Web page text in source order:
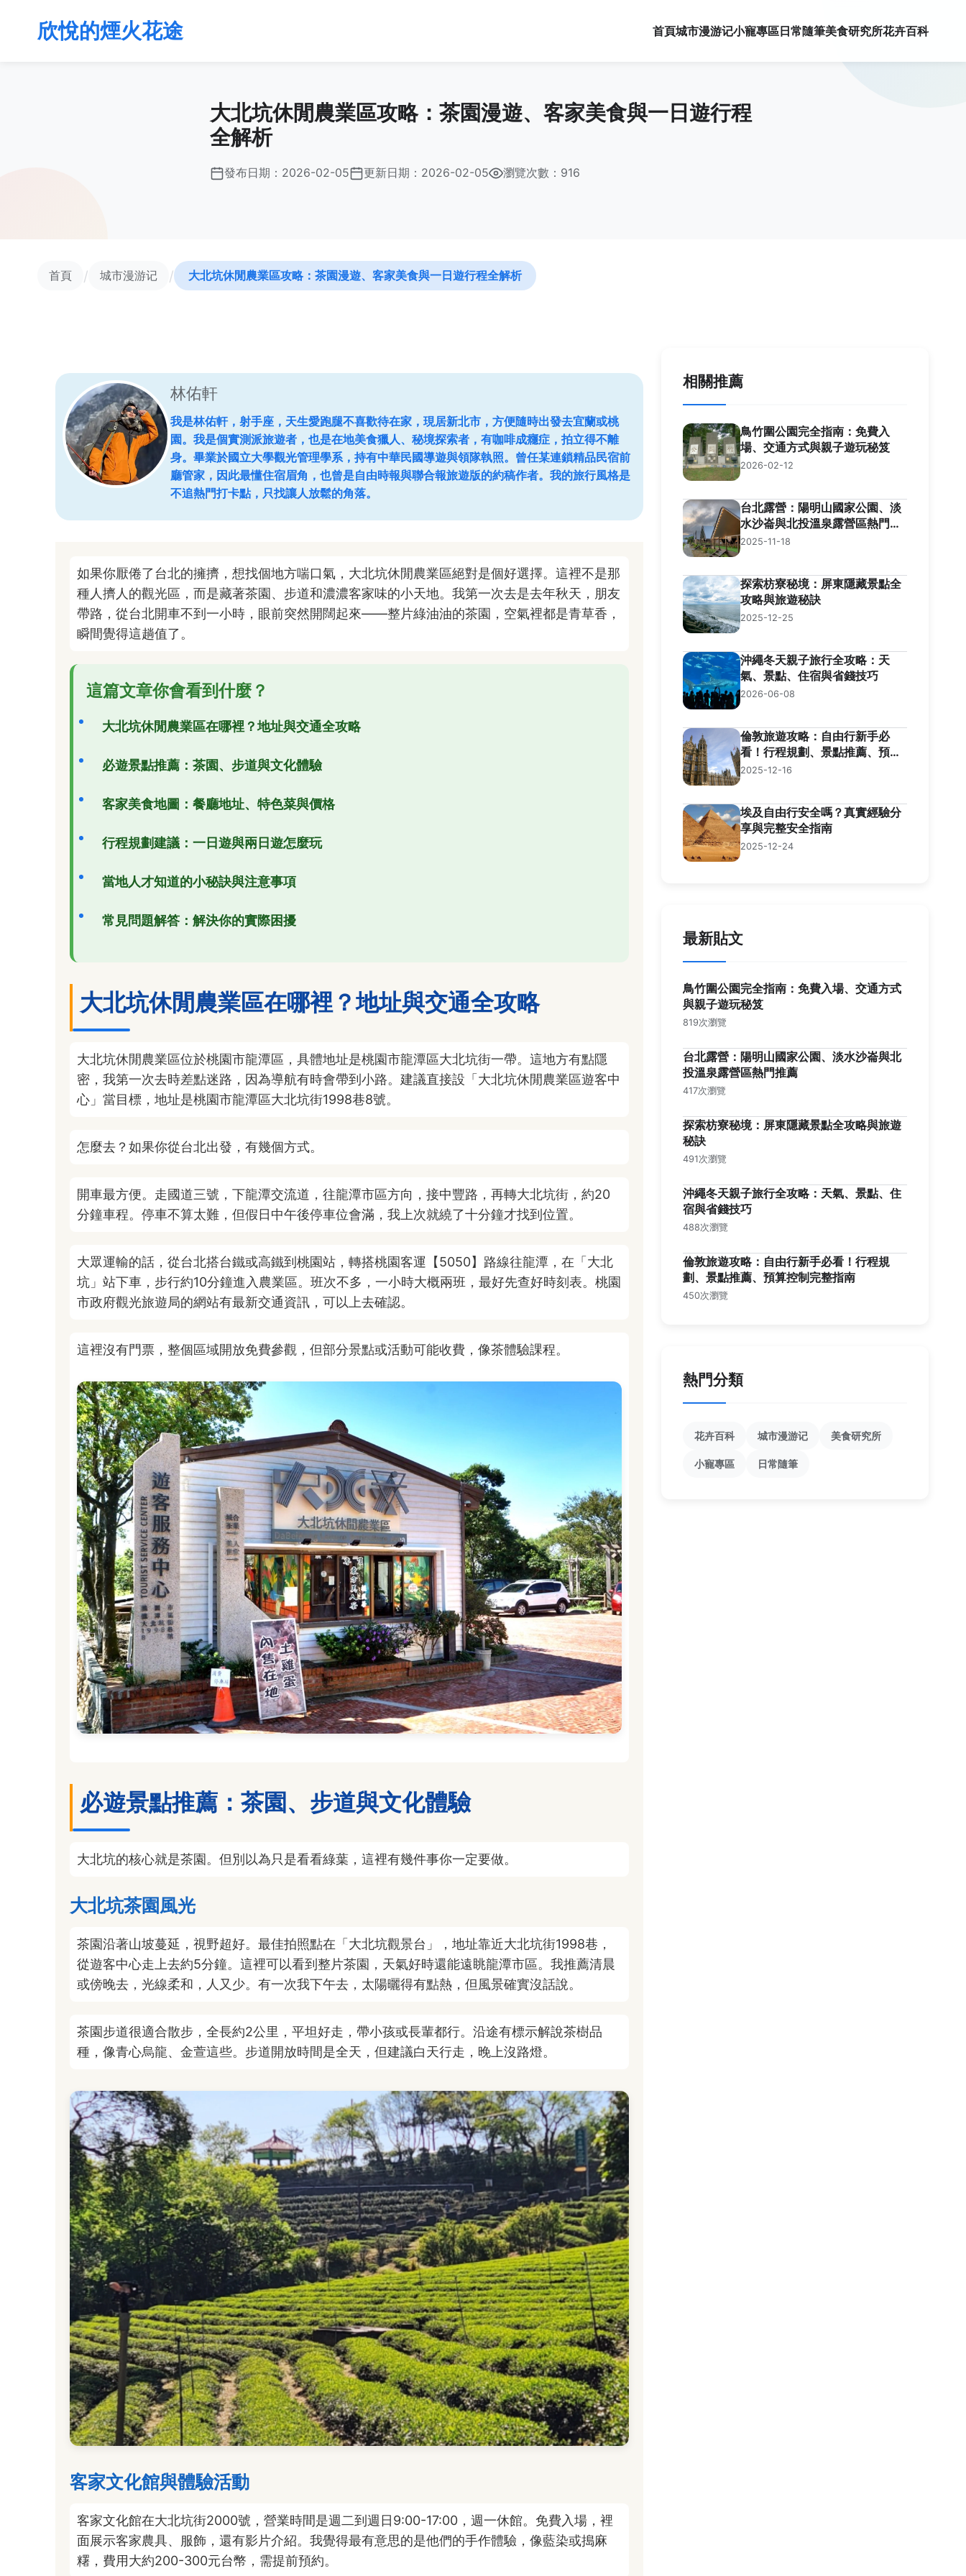
欣悅的煙火花途 首頁城市漫游记小寵專區日常隨筆美食研究所花卉百科
大北坑休閒農業區攻略：茶園漫遊、客家美食與一日遊行程
全解析
發布日期： 2026-02-05 更新日期： 2026-02-05 瀏覽次數：916
首頁 / 城市漫游记 / 大北坑休閒農業區攻略：茶園漫遊、客家美食與一日遊行程全解析
林佑軒
我是林佑軒，射手座，天生愛跑腿不喜歡待在家，現居新北市，方便隨時出發去宜蘭或桃
園。我是個實測派旅遊者，也是在地美食獵人、秘境探索者，有咖啡成癮症，拍立得不離
身。畢業於國立大學觀光管理學系，持有中華民國導遊與領隊執照。曾任某連鎖精品民宿前
廳管家，因此最懂住宿眉角，也曾是自由時報與聯合報旅遊版的約稿作者。我的旅行風格是
不追熱門打卡點，只找讓人放鬆的角落。
如果你厭倦了台北的擁擠，想找個地方喘口氣，大北坑休閒農業區絕對是個好選擇。這裡不是那
種人擠人的觀光區，而是藏著茶園、步道和濃濃客家味的小天地。我第一次去是去年秋天，朋友
帶路，從台北開車不到一小時，眼前突然開闊起來——整片綠油油的茶園，空氣裡都是青草香，
瞬間覺得這趟值了。
這篇文章你會看到什麼？
大北坑休閒農業區在哪裡？地址與交通全攻略
必遊景點推薦：茶園、步道與文化體驗
客家美食地圖：餐廳地址、特色菜與價格
行程規劃建議：一日遊與兩日遊怎麼玩
當地人才知道的小秘訣與注意事項
常見問題解答：解決你的實際困擾
大北坑休閒農業區在哪裡？地址與交通全攻略
大北坑休閒農業區位於桃園市龍潭區，具體地址是桃園市龍潭區大北坑街一帶。這地方有點隱
密，我第一次去時差點迷路，因為導航有時會帶到小路。建議直接設「大北坑休閒農業區遊客中
心」當目標，地址是桃園市龍潭區大北坑街1998巷8號。
怎麼去？如果你從台北出發，有幾個方式。
開車最方便。走國道三號，下龍潭交流道，往龍潭市區方向，接中豐路，再轉大北坑街，約20
分鐘車程。停車不算太難，但假日中午後停車位會滿，我上次就繞了十分鐘才找到位置。
大眾運輸的話，從台北搭台鐵或高鐵到桃園站，轉搭桃園客運【5050】路線往龍潭，在「大北
坑」站下車，步行約10分鐘進入農業區。班次不多，一小時大概兩班，最好先查好時刻表。桃園
市政府觀光旅遊局的網站有最新交通資訊，可以上去確認。
這裡沒有門票，整個區域開放免費參觀，但部分景點或活動可能收費，像茶體驗課程。
必遊景點推薦：茶園、步道與文化體驗
大北坑的核心就是茶園。但別以為只是看看綠葉，這裡有幾件事你一定要做。
大北坑茶園風光
茶園沿著山坡蔓延，視野超好。最佳拍照點在「大北坑觀景台」，地址靠近大北坑街1998巷，
從遊客中心走上去約5分鐘。這裡可以看到整片茶園，天氣好時還能遠眺龍潭市區。我推薦清晨
或傍晚去，光線柔和，人又少。有一次我下午去，太陽曬得有點熱，但風景確實沒話說。
茶園步道很適合散步，全長約2公里，平坦好走，帶小孩或長輩都行。沿途有標示解說茶樹品
種，像青心烏龍、金萱這些。步道開放時間是全天，但建議白天行走，晚上沒路燈。
客家文化館與體驗活動
客家文化館在大北坑街2000號，營業時間是週二到週日9:00-17:00，週一休館。免費入場，裡
面展示客家農具、服飾，還有影片介紹。我覺得最有意思的是他們的手作體驗，像藍染或搗麻
糬，費用大約200-300元台幣，需提前預約。
相關推薦
鳥竹圍公園完全指南：免費入
場、交通方式與親子遊玩秘笈
2026-02-12
台北露營：陽明山國家公園、淡
水沙崙與北投溫泉露營區熱門推
薦
2025-11-18
探索枋寮秘境：屏東隱藏景點全
攻略與旅遊秘訣
2025-12-25
沖繩冬天親子旅行全攻略：天
氣、景點、住宿與省錢技巧
2026-06-08
倫敦旅遊攻略：自由行新手必
看！行程規劃、景點推薦、預算
控制完整指南
2025-12-16
埃及自由行安全嗎？真實經驗分
享與完整安全指南
2025-12-24
最新貼文
鳥竹圍公園完全指南：免費入場、交通方式
與親子遊玩秘笈
819次瀏覽
台北露營：陽明山國家公園、淡水沙崙與北
投溫泉露營區熱門推薦
417次瀏覽
探索枋寮秘境：屏東隱藏景點全攻略與旅遊
秘訣
491次瀏覽
沖繩冬天親子旅行全攻略：天氣、景點、住
宿與省錢技巧
488次瀏覽
倫敦旅遊攻略：自由行新手必看！行程規
劃、景點推薦、預算控制完整指南
450次瀏覽
熱門分類
花卉百科 城市漫游记 美食研究所
小寵專區 日常隨筆